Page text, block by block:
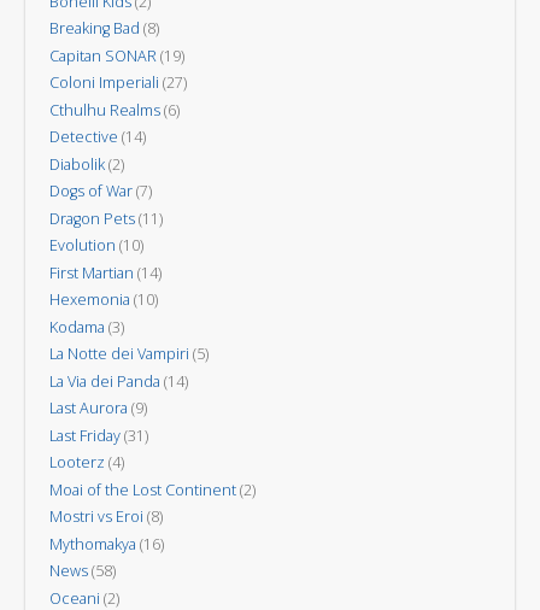
Breaking Bad (8)
Capitan SONAR(19)
Coloni Imperiali (27)
Cthulhu Realms(6)
Detective (14)
Diabolik(2)
Dogs of War(7)
Dragon Pets(11)
Evolution (10)
First Martian (14)
Hexemonia (10)
Kodama (3)
La Notte dei Vampiri (5)
La Via dei Panda (14)
Last Aurora (9)
Last Friday(31)
Looterz (4)
Moai of the Lost Continent(2)
Mostri vs Eroi (8)
Mythomakya (16)
News(58)
Oceani (2)